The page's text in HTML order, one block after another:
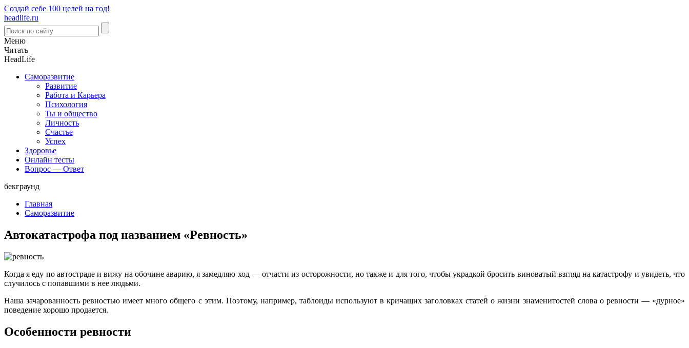
Создай себе 100 целей на год!
headlife.ru
Меню
Читать
HeadLife
Саморазвитие
Развитие
Работа и Карьера
Психология
Ты и общество
Личность
Счастье
Успех
Здоровье
Онлайн тесты
Вопрос — Ответ
бекграунд
Главная
Саморазвитие
Автокатастрофа под названием «Ревность»
Когда я еду по автостраде и вижу на обочине аварию, я замедляю ход — отчасти из осторожности, но также и для того, чтобы украдкой бросить виноватый взгляд на катастрофу и увидеть, что
случилось с попавшими в нее людьми.
Наша зачарованность ревностью имеет много общего с этим. Поэтому, например, таблоиды используют в кричащих заголовках статей о жизни знаменитостей слова о ревности — «дурное»
поведение хорошо продается.
Особенности ревности